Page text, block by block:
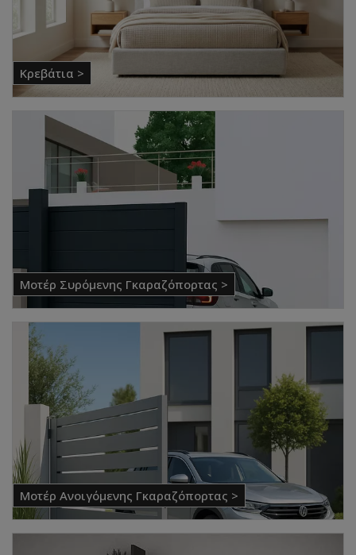
Κρεβάτια >
Μοτέρ Συρόμενης Γκαραζόπορτας >
Μοτέρ Ανοιγόμενης Γκαραζόπορτας >